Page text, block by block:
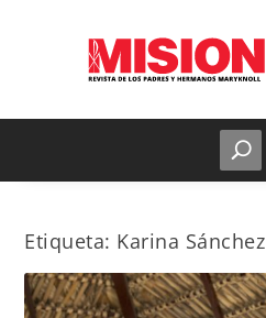
Etiqueta: Karina Sánchez